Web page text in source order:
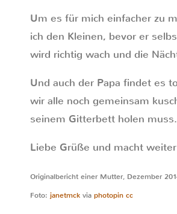
Um es für mich einfacher zu
ich den Kleinen, bevor er
wird richtig wach und die
Und auch der Papa findet es
wir alle noch gemeinsam
seinem Gitterbett holen muss.
Liebe Grüße und macht
Originalbericht einer Mutter, Dezember
Foto: janetmck via photopin cc